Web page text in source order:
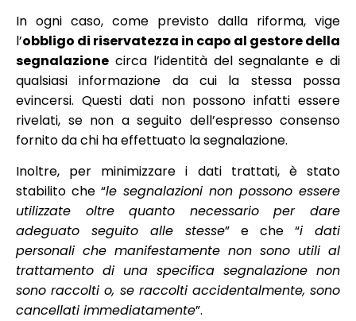
In ogni caso, come previsto dalla riforma, vige
l’obbligo di riservatezza in capo al gestore della
segnalazione circa l’identità del segnalante e di
qualsiasi informazione da cui la stessa possa
evincersi. Questi dati non possono infatti essere
rivelati, se non a seguito dell’espresso consenso
fornito da chi ha effettuato la segnalazione.
Inoltre, per minimizzare i dati trattati, è stato
stabilito che “le segnalazioni non possono essere
utilizzate oltre quanto necessario per dare
adeguato seguito alle stesse” e che “i dati
personali che manifestamente non sono utili al
trattamento di una specifica segnalazione non
sono raccolti o, se raccolti accidentalmente, sono
cancellati immediatamente”.